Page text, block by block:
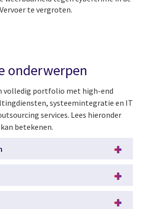
te vergroten.
onderwerpen
volledig portfolio met high-end
systeemintegratie en IT
services. Lees hieronder
betekenen.